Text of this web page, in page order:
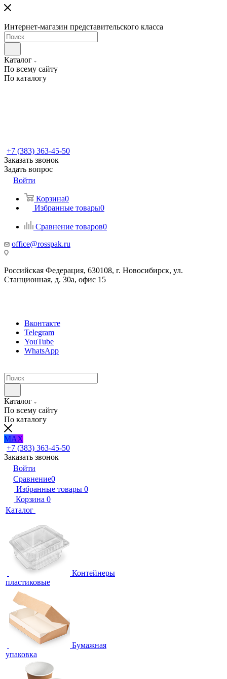
Интернет-магазин представительского класса
Каталог
По всему сайту
По каталогу
+7 (383) 363-45-50
Заказать звонок
Задать вопрос
Войти
Корзина0
Избранные товары0
Сравнение товаров0
office@rosspak.ru
Российская Федерация, 630108, г. Новосибирск, ул.
Станционная, д. 30а, офис 15
Вконтакте
Telegram
YouTube
WhatsApp
Каталог
По всему сайту
По каталогу
MAX
+7 (383) 363-45-50
Заказать звонок
Войти
Сравнение0
Избранные товары 0
Корзина 0
Каталог
Контейнеры
пластиковые
Бумажная
упаковка